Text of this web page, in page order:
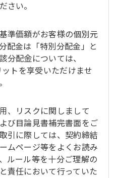
さい。
準価額がお客様の個別元
配金は「特別分配金」と
分配金については、
トを享受いただけませ
、リスクに関しまして
び目論見書補完書面をご
引に際しては、契約締結
ムページ等をよくお読み
ルール等を十分ご理解の
責任において行っていた